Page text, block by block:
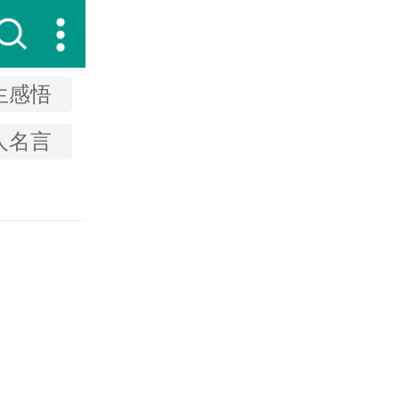
感悟
名言